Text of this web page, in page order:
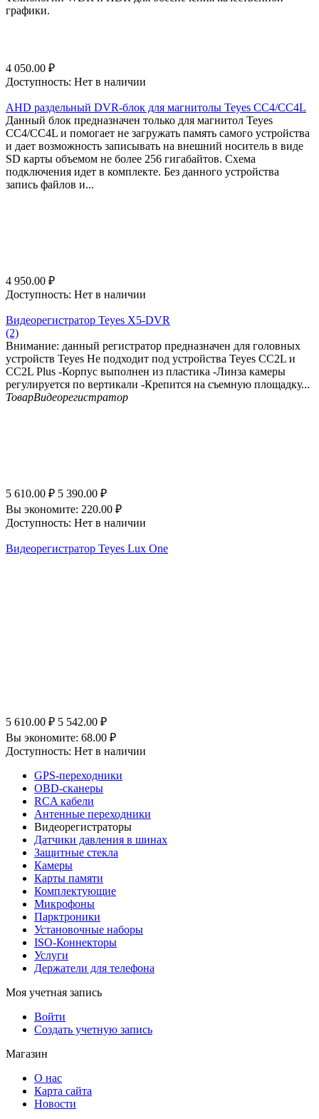
графики.
4 050.00 ₽
Доступность: Нет в наличии
AHD раздельный DVR-блок для магнитолы Teyes CC4/CC4L
Данный блок предназначен только для магнитол Teyes
CC4/CC4L и помогает не загружать память самого устройства
и дает возможность записывать на внешний носитель в виде
SD карты объемом не более 256 гигабайтов. Схема
подключения идет в комплекте. Без данного устройства
запись файлов и...
4 950.00 ₽
Доступность: Нет в наличии
Видеорегистратор Teyes X5-DVR
(2)
Внимание: данный регистратор предназначен для головных
устройств Teyes Не подходит под устройства Teyes CC2L и
CC2L Plus -Корпус выполнен из пластика -Линза камеры
регулируется по вертикали -Крепится на съемную площадку...
ТоварВидеорегистратор
5 610.00 ₽ 5 390.00 ₽
Вы экономите: 220.00 ₽
Доступность: Нет в наличии
Видеорегистратор Teyes Lux One
5 610.00 ₽ 5 542.00 ₽
Вы экономите: 68.00 ₽
Доступность: Нет в наличии
GPS-переходники
OBD-сканеры
RCA кабели
Антенные переходники
Видеорегистраторы
Датчики давления в шинах
Защитные стекла
Камеры
Карты памяти
Комплектующие
Микрофоны
Парктроники
Установочные наборы
ISO-Коннекторы
Услуги
Держатели для телефона
Моя учетная запись
Войти
Создать учетную запись
Магазин
О нас
Карта сайта
Новости